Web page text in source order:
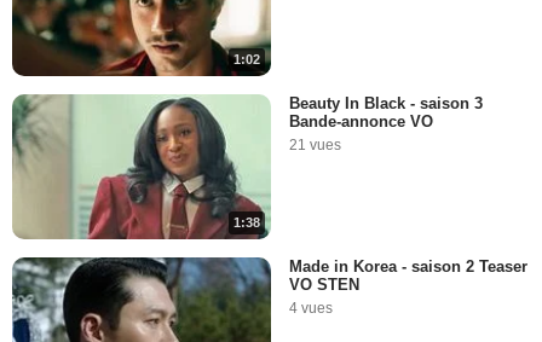
1:02
1:38
Beauty In Black - saison 3
Bande-annonce VO
21 vues
Made in Korea - saison 2 Teaser
VO STEN
4 vues